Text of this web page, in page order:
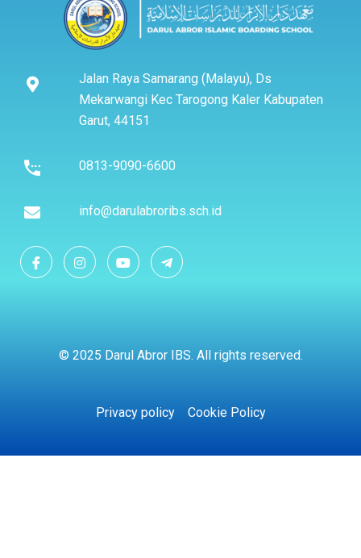
Jalan Raya Samarang (Malayu), Ds
Mekarwangi Kec Tarogong Kaler Kabupaten
Garut, 44151
0813-9090-6600
info@darulabroribs.sch.id
© 2025 Darul Abror IBS. All rights reserved.
Privacy policy Cookie Policy